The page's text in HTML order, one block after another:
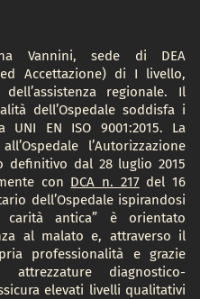
Vannini, sede di DEA
Accettazione) di I livello,
regionale. Il
dell’Ospedale soddisfa i
EN ISO 9001:2015. La
l’Autorizzazione
definitivo dal 28 luglio 2015
con DCA n. 217del 16
dell’Ospedale ispirandosi
antica” è orientato
al malato e, attraverso il
professionalità e grazie
attrezzature diagnostico-
elevati livelli qualitativi